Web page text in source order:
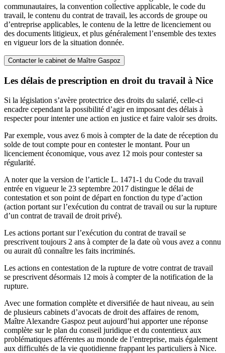
communautaires, la convention collective applicable, le code du
travail, le contenu du contrat de travail, les accords de groupe ou
d’entreprise applicables, le contenu de la lettre de licenciement ou
des documents litigieux, et plus généralement l’ensemble des textes
en vigueur lors de la situation donnée.
Contacter le cabinet de Maître Gaspoz
Les délais de prescription en droit du travail à Nice
Si la législation s’avère protectrice des droits du salarié, celle-ci
encadre cependant la possibilité d’agir en imposant des délais à
respecter pour intenter une action en justice et faire valoir ses droits.
Par exemple, vous avez 6 mois à compter de la date de réception du
solde de tout compte pour en contester le montant. Pour un
licenciement économique, vous avez 12 mois pour contester sa
régularité.
A noter que la version de l’article L. 1471-1 du Code du travail
entrée en vigueur le 23 septembre 2017 distingue le délai de
contestation et son point de départ en fonction du type d’action
(action portant sur l’exécution du contrat de travail ou sur la rupture
d’un contrat de travail de droit privé).
Les actions portant sur l’exécution du contrat de travail se
prescrivent toujours 2 ans à compter de la date où vous avez a connu
ou aurait dû connaître les faits incriminés.
Les actions en contestation de la rupture de votre contrat de travail
se prescrivent désormais 12 mois à compter de la notification de la
rupture.
Avec une formation complète et diversifiée de haut niveau, au sein
de plusieurs cabinets d’avocats de droit des affaires de renom,
Maître Alexandre Gaspoz peut aujourd’hui apporter une réponse
complète sur le plan du conseil juridique et du contentieux aux
problématiques afférentes au monde de l’entreprise, mais également
aux difficultés de la vie quotidienne frappant les particuliers à Nice.